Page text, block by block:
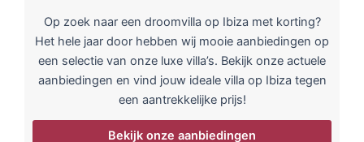
Op zoek naar een droomvilla op Ibiza met korting?
Het hele jaar door hebben wij mooie aanbiedingen op
een selectie van onze luxe villa’s. Bekijk onze actuele
aanbiedingen en vind jouw ideale villa op Ibiza tegen
een aantrekkelijke prijs!
Bekijk onze aanbiedingen